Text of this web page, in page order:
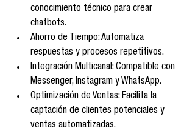
conocimiento técnico para crear
chatbots.
Ahorro de Tiempo: Automatiza
respuestas y procesos repetitivos.
Integración Multicanal: Compatible con
Messenger, Instagram y WhatsApp.
Optimización de Ventas: Facilita la
captación de clientes potenciales y
ventas automatizadas.